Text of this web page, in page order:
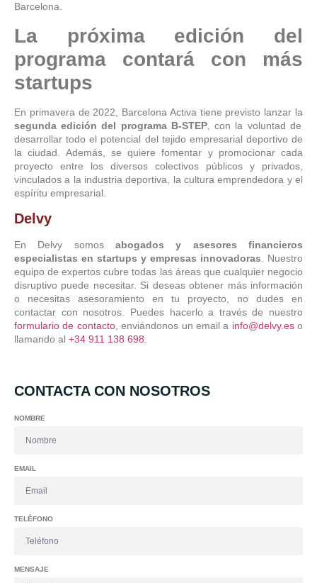
Barcelona.
La próxima edición del
programa contará con más
startups
En primavera de 2022, Barcelona Activa tiene previsto lanzar la
segunda edición del programa B-STEP, con la voluntad de
desarrollar todo el potencial del tejido empresarial deportivo de
la ciudad. Además, se quiere fomentar y promocionar cada
proyecto entre los diversos colectivos públicos y privados,
vinculados a la industria deportiva, la cultura emprendedora y el
espíritu empresarial.
Delvy
En Delvy somos abogados y asesores financieros
especialistas en startups y empresas innovadoras . Nuestro
equipo de expertos cubre todas las áreas que cualquier negocio
disruptivo puede necesitar. Si deseas obtener más información
o necesitas asesoramiento en tu proyecto, no dudes en
contactar con nosotros. Puedes hacerlo a través de nuestro
formulario de contacto, enviándonos un email a info@delvy.eso
llamando al +34 911 138 698
CONTACTA CON NOSOTROS
NOMBRE
EMAIL
TELÉFONO
MENSAJE